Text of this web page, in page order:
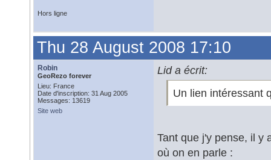
Hors ligne
Thu 28 August 2008 17:10
Robin
GeoRezo forever
Lieu: France
Date d'inscription: 31 Aug 2005
Messages: 13619
Site web
Lid a écrit:
Un lien intéressant
Tant que j'y pense, il y
où on en parle :